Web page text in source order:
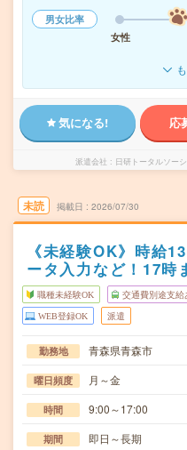
男女比率
女性
気になる! 応
派遣会社 日研トータルソー
未読 掲載日 2026/07/30
《未経験OK》時給
ータ入力など！17時
職種未経験OK 交通費別途支給
WEB登録OK 派遣
勤務地 青森県青森市
曜日頻度 月～金
時間 9:00～17:00
期間 即日～長期